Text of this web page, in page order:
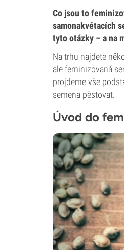
Co jsou to
samonakvétacích
tyto otázky – a na
Na trhu najdete
alefeminizovaná
projdeme vše
semena pěstovat.
Úvod do